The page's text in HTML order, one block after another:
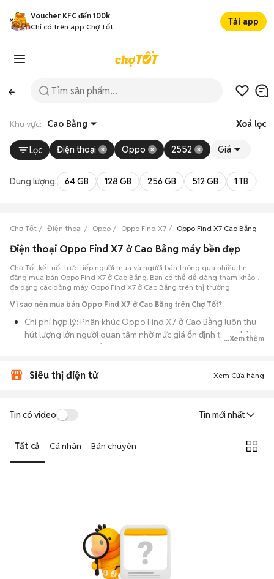
Voucher KFC đến 100k
Chỉ có trên app Chợ Tốt
Tải app
Khu vực: Cao Bằng Xoá lọc
Lọc Điện thoại Oppo 2552 Giá
Dung lượng: 64 GB 128 GB 256 GB 512 GB 1 TB
Chợ Tốt Điện thoại Oppo Oppo Find X7 Oppo Find X7 Cao Bằng
Điện thoại Oppo Find X7 ở Cao Bằng máy bền đẹp
Chợ Tốt kết nối trực tiếp người mua và người bán thông qua nhiều tin
đăng mua bán Oppo Find X7 ở Cao Bằng. Bạn có thể dễ dàng tham khảo
đa dạng các dòng máy Oppo Find X7 ở Cao Bằng trên thị trường.
Vì sao nên mua bán Oppo Find X7 ở Cao Bằng trên Chợ Tốt?
Chi phí hợp lý: Phân khúc Oppo Find X7 ở Cao Bằng luôn thu
hút lượng lớn người quan tâm nhờ mức giá ổn định theo thời
gian, phù hợp với số đông.
Bằng cung cấp cho bạn nhiều lựa chọn về tỷ lệ phần trăm pin,
Giao dịch thực tế: Việc gặp nhau trực tiếp giúp bạn có thời
...Xem thêm
Siêu thị điện tử Xem Cửa hàng
Tin có video Tin mới nhất
Tất cả Cá nhân Bán chuyên